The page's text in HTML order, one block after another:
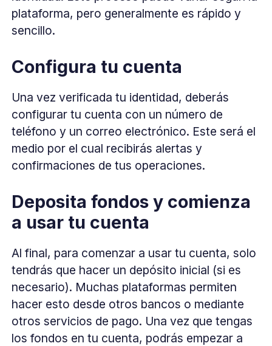
plataforma, pero generalmente es rápido y
sencillo.
Configura tu cuenta
Una vez verificada tu identidad, deberás
configurar tu cuenta con un número de
teléfono y un correo electrónico. Este será el
medio por el cual recibirás alertas y
confirmaciones de tus operaciones.
Deposita fondos y comienza
a usar tu cuenta
Al final, para comenzar a usar tu cuenta, solo
tendrás que hacer un depósito inicial (si es
necesario). Muchas plataformas permiten
hacer esto desde otros bancos o mediante
otros servicios de pago. Una vez que tengas
los fondos en tu cuenta, podrás empezar a